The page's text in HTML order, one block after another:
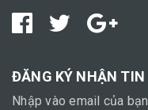
ĐĂNG KÝ NHẬN
Nhập vào email của